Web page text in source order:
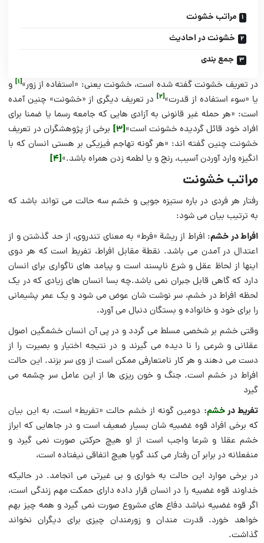
مراتب خشونت
خشونت در احادیث
جمع بندی
در تعریف خشونت گفته شده است، خشونت یعنی: «استفاده از زور»[1]
و
یا «سوء استفاده از قدرت»[2] در تعریف دیگری از «خشونت» چنین آمده
است: «هر حمله غیر قانونی به آزادی‌ هایی که جامعه رسما یا ضمنا برای
افراد خود قائل گردیده خشونت است»[3]
برخی از پژوهشگران در تعریف
خشونت چنین گفته اند: «هر گونه تهاجم فیزیکی بر هستی انسان که با
انگیزه وارد آوردن آسیب، رنج و یا لطمه زدن همراه باشد.»[4]
مراتب خشونت
رفتار هر فردی در باره ستیزه جویی و خشم سه حالت می ­تواند باشد که
به ترتیب بیان می شود:
افراط در خشم: افراط از ریشة «فرط» به معنای تندروی، از حد گذشتن و از
اعتدال در آمدن می باشد. نقطة مقابل افراط، تفریط است كه هر دوی
اینها از لحاظ عقل و شرع ناپسند است و پیامد های ناگواری برای انسان
دارد که گاهی قابل جبران نمی باشد.چه بسا انسان های زیادی که در یک
لحظه افراط در خشم، سر نوشت شان عوض می شود و یک عمر پشیمانی
را برای خود و خانواده و بستگان دنبال می آورد.
وقتی خشم بر شخصی مسلط می­ گردد و در پی آن انسان خشمگین اصول
عقلانی و شرعی را نا دیده می­ گیرند و در نتیجه اختیار و بصیرت را از
دست می­ دهند و هر کار نامتعارفی ممکن است از وی سر بزند. این حالت
افراط در خشم است. جنگ و خون ریزی ها از این عامل سر چشمه می
گیرد
تفریط درخشم: دومین گونه از خشم حالت «تفریط» است، به این بیان
که برخی افراد قوه غضبیه شان بسیار ضعیف است و در جاهایی که ابراز
خشم عقلا و شرعا واجب است از او هیچ حرکتی صورت نمی ­گیرد و
منفعلانه در برابر آن رفتار می­ کند گویا هیچ اتفاقی نیفتاده است،
در برخی موارد این حالت به خواری و بی‌ غیرتی می­ انجامد. در حالیکه
خداوند قوه غضبیه را در انسان قرار داده دارای حمکت مهم زندگی است،
اگر قوه غضبیه نباشد دفاع های مشروع صورت نمی گیرد و همه چیز بهم
خواهد خورد. قدرت مندان و زورمندان چیزی برای دیگران نخواند
گذاشت.